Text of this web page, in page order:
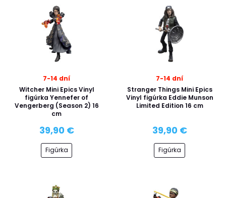
7-14 dní
Witcher Mini Epics Vinyl
figúrka Yennefer of
Vengerberg (Season 2) 16
cm
39,90 €
Figúrka
7-14 dní
Stranger Things Mini Epics
Vinyl figúrka Eddie Munson
Limited Edition 16 cm
39,90 €
Figúrka